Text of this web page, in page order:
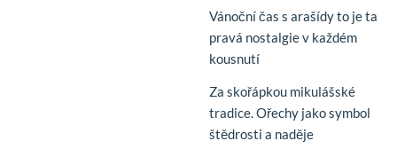
Vánoční čas s arašídy to je ta
pravá nostalgie v každém
kousnutí
Za skořápkou mikulášské
tradice. Ořechy jako symbol
štědrosti a naděje